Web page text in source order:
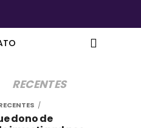
RECENTES
dono de